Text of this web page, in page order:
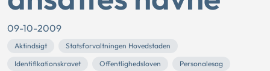
09-10-2009
Aktindsigt
Statsforvaltningen Hovedstaden
Identifikationskravet
Offentlighedsloven Personalesag